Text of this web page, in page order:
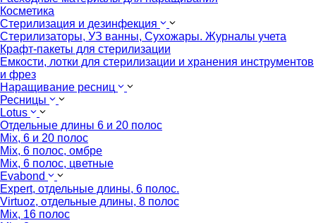
Косметика
Стерилизация и дезинфекция
Стерилизаторы, УЗ ванны, Сухожары. Журналы учета
Крафт-пакеты для стерилизации
Емкости, лотки для стерилизации и хранения инструментов
и фрез
Наращивание ресниц
Ресницы
Lotus
Отдельные длины 6 и 20 полос
Mix, 6 и 20 полос
Mix, 6 полос, омбре
Mix, 6 полос, цветные
Evabond
Expert, отдельные длины, 6 полос.
Virtuoz, отдельные длины, 8 полос
Mix, 16 полос